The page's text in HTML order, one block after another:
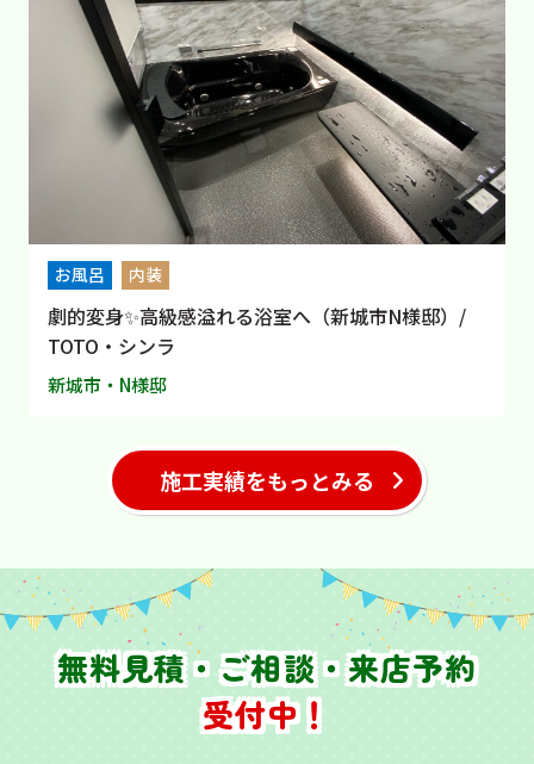
お風呂 内装
劇的変身✨高級感溢れる浴室へ（新城市N様邸）/
TOTO・シンラ
新城市・N様邸
施工実績をもっとみる
無料見積・ご相談・来店予約
受付中！